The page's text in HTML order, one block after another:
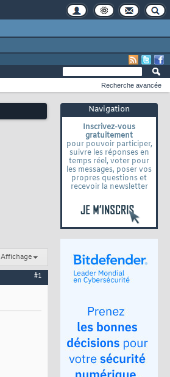
Navigation
Inscrivez-vous
gratuitement
pour pouvoir participer,
suivre les réponses en
temps réel, voter pour
les messages, poser vos
propres questions et
recevoir la newsletter
Recherche avancée
Affichage
#1